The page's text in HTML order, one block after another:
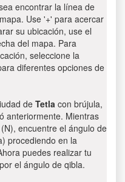
encontrar la línea de
Use '+' para acercar
su ubicación, use el
del mapa. Para
seleccione la
diferentes opciones de
de Tetla con brújula,
anteriormente. Mientras
encuentre el ángulo de
procediendo en la
puedes realizar tu
el ángulo de qibla.